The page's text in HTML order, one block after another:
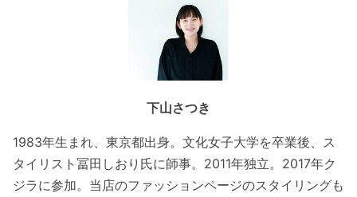
下山さつき
1983年生まれ、東京都出身。文化女子大学を卒業後、ス
タイリスト冨田しおり氏に師事。2011年独立。2017年ク
ジラに参加。当店のファッションページのスタイリングも